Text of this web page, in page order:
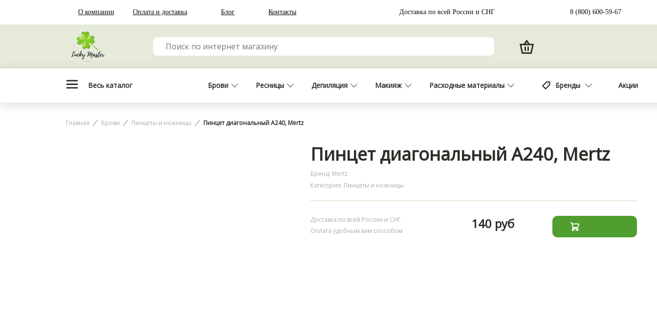
Главная Брови Пинцеты и ножницы Пинцет диагональный A240, Mertz
Пинцет диагональный A240, Mertz
Бренд: Mertz
Категория: Пинцеты и ножницы
Доставка по всей России и СНГ
Оплата удобным вам способом
140 руб
О компании Оплата и доставка Блог Контакты Доставка по всей России и СНГ 8 (800) 600-59-67
Весь каталог Брови Ресницы Депиляция Макияж Расходные материалы Бренды Акции